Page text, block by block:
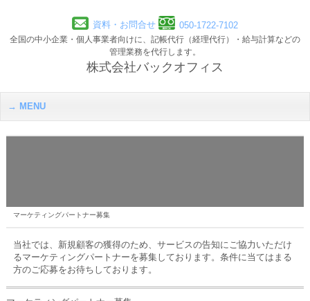
資料・お問合せ 050-1722-7102
全国の中小企業・個人事業者向けに、記帳代行（経理代行）・給与計算などの
管理業務を代行します。
株式会社バックオフィス
MENU
マーケティングパートナー募集
当社では、新規顧客の獲得のため、サービスの告知にご協力いただけ
るマーケティングパートナーを募集しております。条件に当てはまる
方のご応募をお待ちしております。